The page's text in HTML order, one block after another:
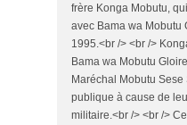
frère Konga Mobutu,
avec Bama wa Mobutu
1995.<br /> <br />
Bama wa Mobutu
Maréchal Mobutu
publique à cause de
militaire.<br /> <br />